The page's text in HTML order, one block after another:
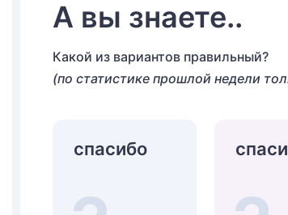
А вы знаете..
Какой из вариантов правильный?
(по статистике прошлой недели
спасибо